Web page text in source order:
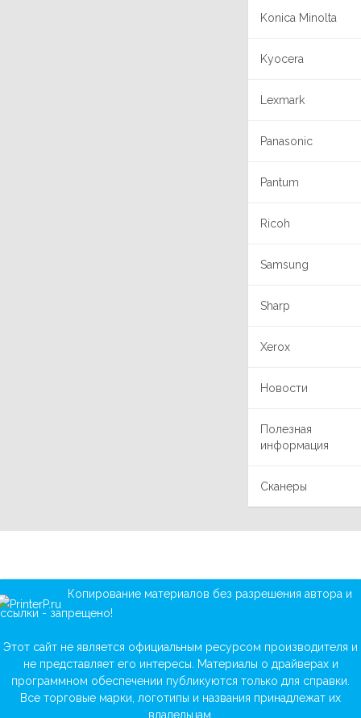
Konica Minolta
Kyocera
Lexmark
Panasonic
Pantum
Ricoh
Samsung
Sharp
Xerox
Новости
Полезная
информация
Сканеры
Копирование материалов без разрешения автора и
ссылки - запрещено!
Этот сайт не является официальным ресурсом производителя и
не представляет его интересы. Материалы о драйверах и
программном обеспечении публикуются только для справки.
Все торговые марки, логотипы и названия принадлежат их
владельцам.